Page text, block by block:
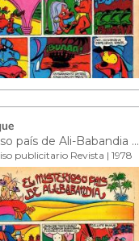
El misterioso país de Ali-Babandia ep. 13
publicitario Revista | 1978